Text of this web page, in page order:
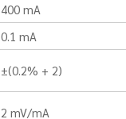
400 mA
0.1 mA
±(0.2% + 2)
2 mV/mA